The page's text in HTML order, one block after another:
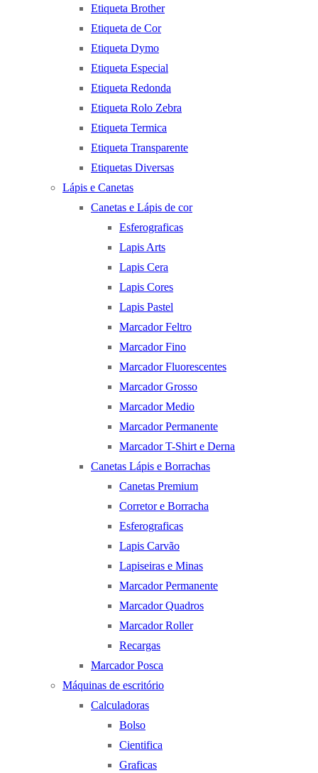
Etiqueta Brother
Etiqueta de Cor
Etiqueta Dymo
Etiqueta Especial
Etiqueta Redonda
Etiqueta Rolo Zebra
Etiqueta Termica
Etiqueta Transparente
Etiquetas Diversas
Lápis e Canetas
Canetas e Lápis de cor
Esferograficas
Lapis Arts
Lapis Cera
Lapis Cores
Lapis Pastel
Marcador Feltro
Marcador Fino
Marcador Fluorescentes
Marcador Grosso
Marcador Medio
Marcador Permanente
Marcador T-Shirt e Derna
Canetas Lápis e Borrachas
Canetas Premium
Corretor e Borracha
Esferograficas
Lapis Carvão
Lapiseiras e Minas
Marcador Permanente
Marcador Quadros
Marcador Roller
Recargas
Marcador Posca
Máquinas de escritório
Calculadoras
Bolso
Cientifica
Graficas